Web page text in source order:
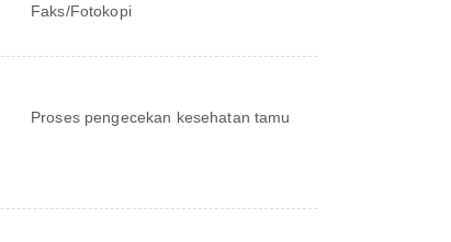
Faks/Fotokopi
Proses pengecekan kesehatan tamu